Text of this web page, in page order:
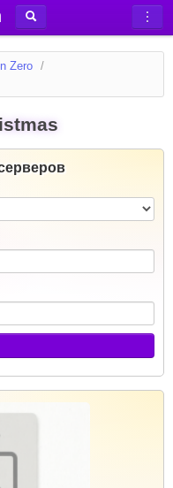
Zero /